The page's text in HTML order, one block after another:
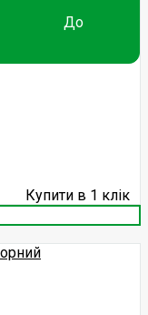
До
Купити в 1 клік